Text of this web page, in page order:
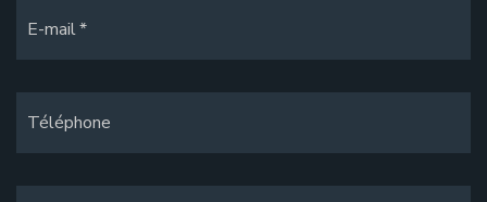
E-mail
Téléphone